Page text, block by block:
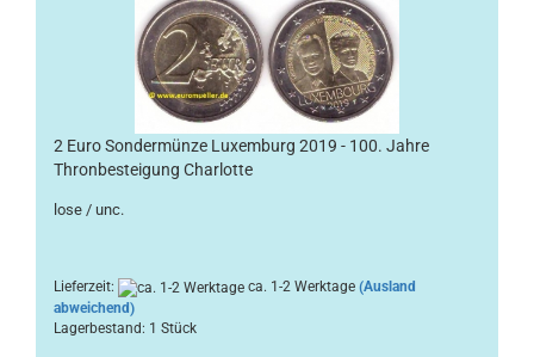
2 Euro Sondermünze Luxemburg 2019 - 100. Jahre
Thronbesteigung Charlotte
lose / unc.
Lieferzeit: ca. 1-2 Werktage (Ausland
abweichend)
Lagerbestand: 1 Stück